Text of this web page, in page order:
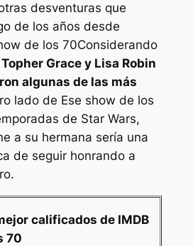
desventuras que
de los años desde
de los 70Considerando
Grace y Lisa Robin
algunas de las más
lado de Ese show de los
de Star Wars,
a su hermana sería una
de seguir honrando a
calificados de IMDB
70